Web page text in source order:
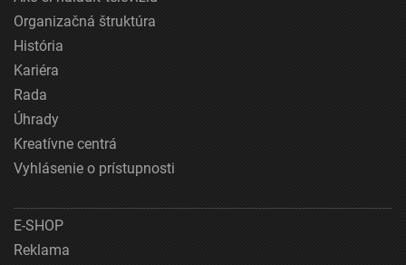
Organizačná štruktúra
História
Kariéra
Rada
Úhrady
Kreatívne centrá
Vyhlásenie o prístupnosti
E-SHOP
Reklama